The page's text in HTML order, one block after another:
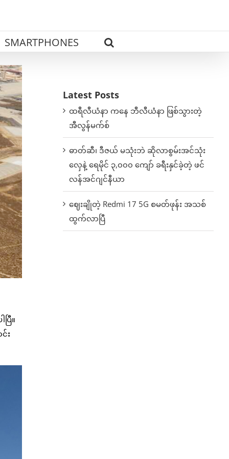
SMARTPHONES
ြီ။
း
Latest Posts
ထရီလီယံနာ ကနေ ဘီလီယံနာ ဖြစ်သွားတဲ့
အီလွန်မက်စ်
ဓာတ်ဆီ၊ ဒီဇယ် မသုံးဘဲ ဆိုလာစွမ်းအင်သုံး
လှေနဲ့ ရေမိုင် ၃,၀၀၀ ကျော် ခရီးနှင်ခဲ့တဲ့ ဖင်
လန်အင်ဂျင်နီယာ
ဈေးချိုတဲ့ Redmi 17 5G စမတ်ဖုန်း အသစ်
ထွက်လာပြီ